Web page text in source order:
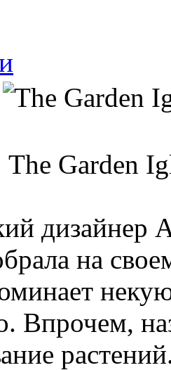
The Garden
дизайнер
на
Впрочем,